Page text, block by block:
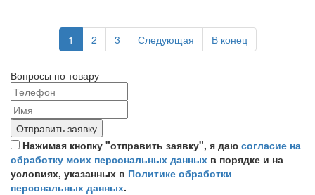
1 2 3 Следующая В конец
Вопросы по товару
Отправить заявку
Нажимая кнопку "отправить заявку", я даю согласие на
обработку моих персональных данных в порядке и на
условиях, указанных в Политике обработки
персональных данных.